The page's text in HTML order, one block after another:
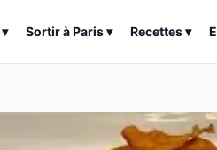
▾ Sortir àParis▾ Recettes▾